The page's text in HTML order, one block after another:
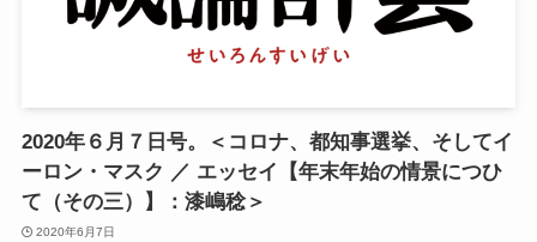
2020年６月７日号。＜コロナ、都知事選挙、そしてイ
ーロン・マスク ／ エッセイ【年末年始の情景につひ
て（その三）】：漆嶋稔＞
2020年6月7日